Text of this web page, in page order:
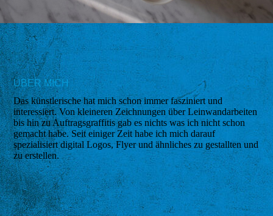
ÜBER MICH
Das künstlerische hat mich schon immer fasziniert und
interessiert. Von kleineren Zeichnungen über Leinwandarbeiten
bis hin zu Auftragsgraffitis gab es nichts was ich nicht schon
gemacht habe. Seit einiger Zeit habe ich mich darauf
spezialisiert digital Logos, Flyer und ähnliches zu gestallten und
zu erstellen.